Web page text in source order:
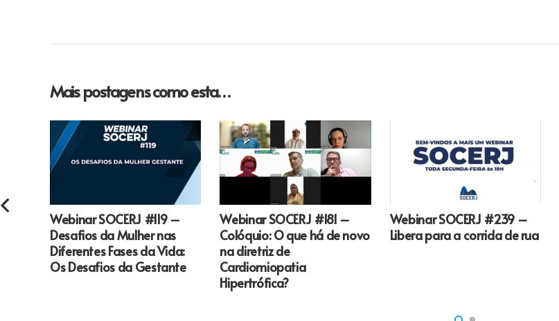
Mais postagens como esta…
Webinar SOCERJ #119 –
Desafios da Mulher nas
Diferentes Fases da Vida:
Os Desafios da Gestante
Webinar SOCERJ #181 –
Colóquio: O que há de novo
na diretriz de
Cardiomiopatia
Hipertrófica?
Webinar SOCERJ #239 –
Libera para a corrida de rua